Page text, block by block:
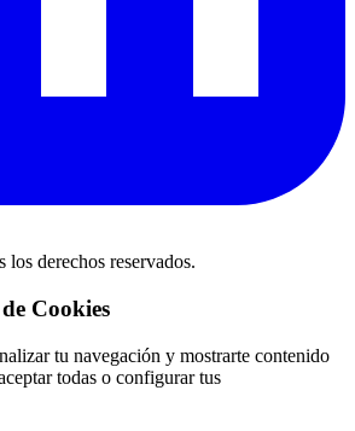
derechos reservados.
Cookies
tu navegación y mostrarte contenido
todas o configurar tus